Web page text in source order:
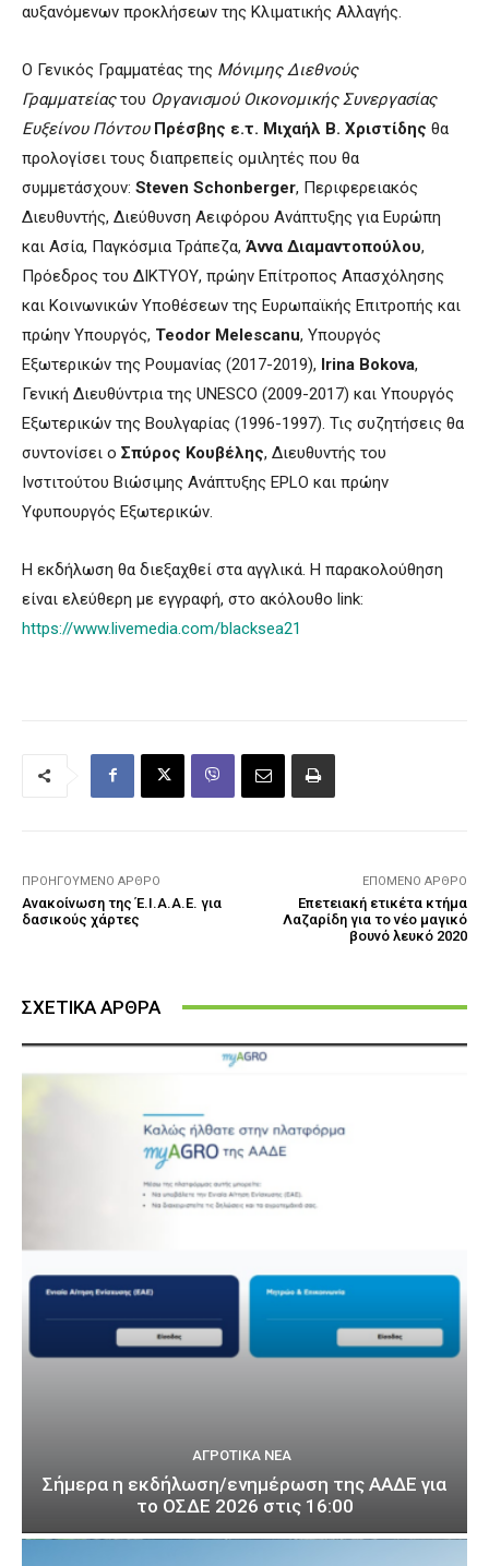
αυξανόμενων προκλήσεων της Κλιματικής Αλλαγής.
Ο Γενικός Γραμματέας της Μόνιμης Διεθνούς
Γραμματείαςτου Οργανισμού Οικονομικής Συνεργασίας
Ευξείνου Πόντου Πρέσβης ε.τ. Μιχαήλ Β. Χριστίδης θα
προλογίσει τους διαπρεπείς ομιλητές που θα
συμμετάσχουν: Steven Schonberger, Περιφερειακός
Διευθυντής, Διεύθυνση Αειφόρου Ανάπτυξης για Ευρώπη
και Ασία, Παγκόσμια Τράπεζα, Άννα Διαμαντοπούλου,
Πρόεδρος του ΔΙΚΤΥΟΥ, πρώην Επίτροπος Απασχόλησης
και Κοινωνικών Υποθέσεων της Ευρωπαϊκής Επιτροπής και
πρώην Υπουργός, Teodor Melescanu, Υπουργός
Εξωτερικών της Ρουμανίας (2017-2019), Irina Bokova,
Γενική Διευθύντρια της UNESCO (2009-2017) και Υπουργός
Εξωτερικών της Βουλγαρίας (1996-1997). Τις συζητήσεις θα
συντονίσει ο Σπύρος Κουβέλης, Διευθυντής του
Ινστιτούτου Βιώσιμης Ανάπτυξης EPLO και πρώην
Υφυπουργός Εξωτερικών.
Η εκδήλωση θα διεξαχθεί στα αγγλικά. Η παρακολούθηση
είναι ελεύθερη με εγγραφή, στο ακόλουθο link:
https://www.livemedia.com/blacksea21
ΠΡΟΗΓΟΎΜΕΝΟ ΆΡΘΡΟ
Ανακοίνωση της Έ.Ι.Α.Α.Ε. για
δασικούς χάρτες
ΕΠΌΜΕΝΟ ΆΡΘΡΟ
Επετειακή ετικέτα κτήμα
Λαζαρίδη για το νέο μαγικό
βουνό λευκό 2020
ΣΧΕΤΙΚΑ ΑΡΘΡΑ
ΑΓΡΟΤΙΚΆ ΝΈΑ
Σήμερα η εκδήλωση/ενημέρωση της ΑΑΔΕ για
το ΟΣΔΕ 2026 στις 16:00